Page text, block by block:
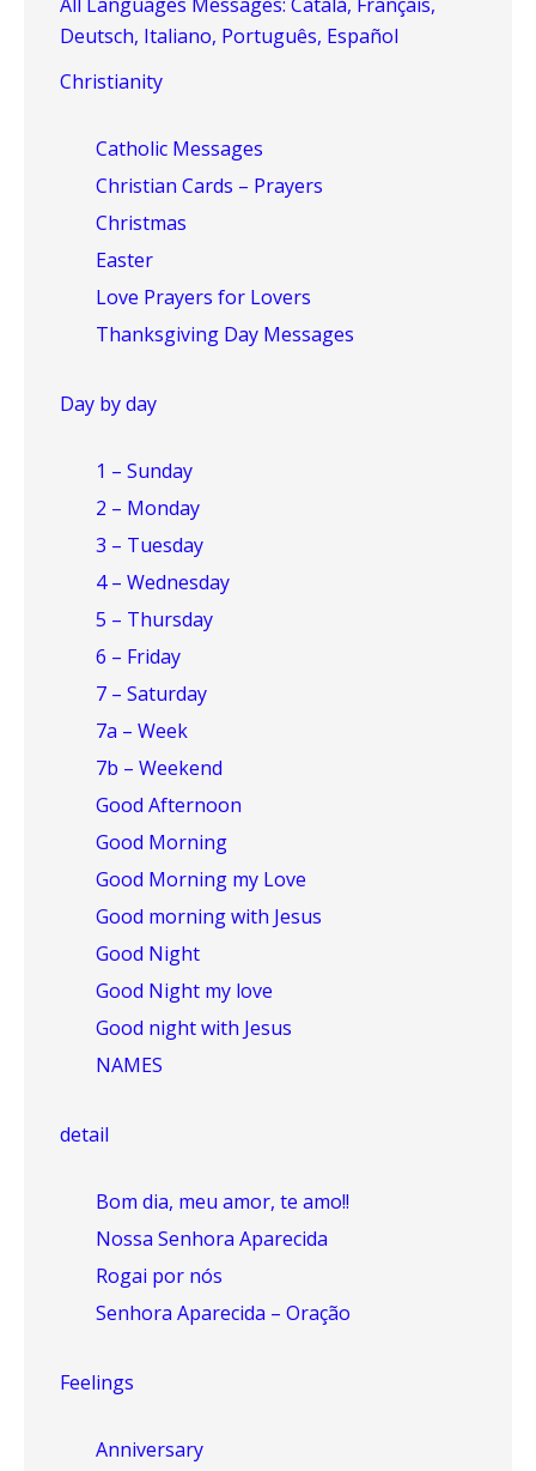
Deutsch, Italiano, Português, Español
Christianity
Catholic Messages
Christian Cards – Prayers
Christmas
Easter
Love Prayers for Lovers
Thanksgiving Day Messages
Day by day
1 – Sunday
2 – Monday
3 – Tuesday
4 – Wednesday
5 – Thursday
6 – Friday
7 – Saturday
7a – Week
7b – Weekend
Good Afternoon
Good Morning
Good Morning my Love
Good morning with Jesus
Good Night
Good Night my love
Good night with Jesus
NAMES
detail
Bom dia, meu amor, te amo!!
Nossa Senhora Aparecida
Rogai por nós
Senhora Aparecida – Oração
Feelings
Anniversary